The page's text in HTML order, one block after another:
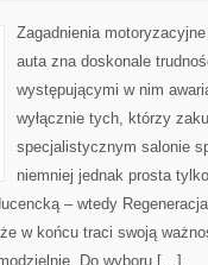
Zagadnienia
auta zna doskonale
występującymi w nim
wyłącznie tych, którzy
specjalistycznym salonie
niemniej jednak prosta
– wtedy
w końcu traci swoją
Do wyboru […]